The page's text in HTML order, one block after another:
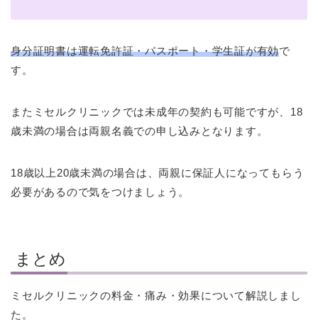
身分証明書は運転免許証・パスポート・学生証が有効で
す。
またミセルクリニックでは未成年の契約も可能ですが、18
歳未満の場合は両親名義での申し込みとなります。
18歳以上20歳未満の場合は、両親に保証人になってもらう
必要があるので気をつけましょう。
まとめ
ミセルクリニックの料金・痛み・効果について解説しまし
た。